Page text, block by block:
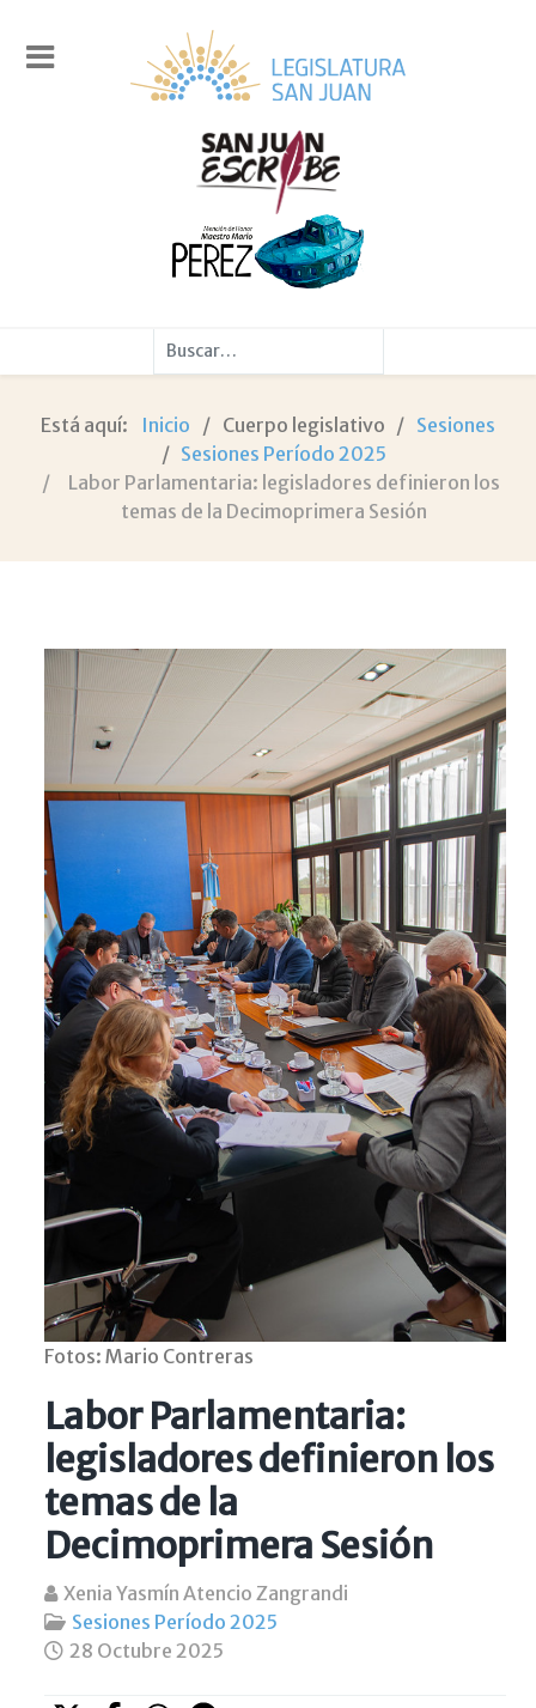
Buscar
Está aquí: Inicio Cuerpo legislativo
Sesiones
Sesiones Período 2025
Labor Parlamentaria: legisladores definieron los
temas de la Decimoprimera Sesión
Fotos: Mario Contreras
Labor Parlamentaria:
legisladores definieron los
temas de la
Decimoprimera Sesión
Xenia Yasmín Atencio Zangrandi
Sesiones Período 2025
28 Octubre 2025